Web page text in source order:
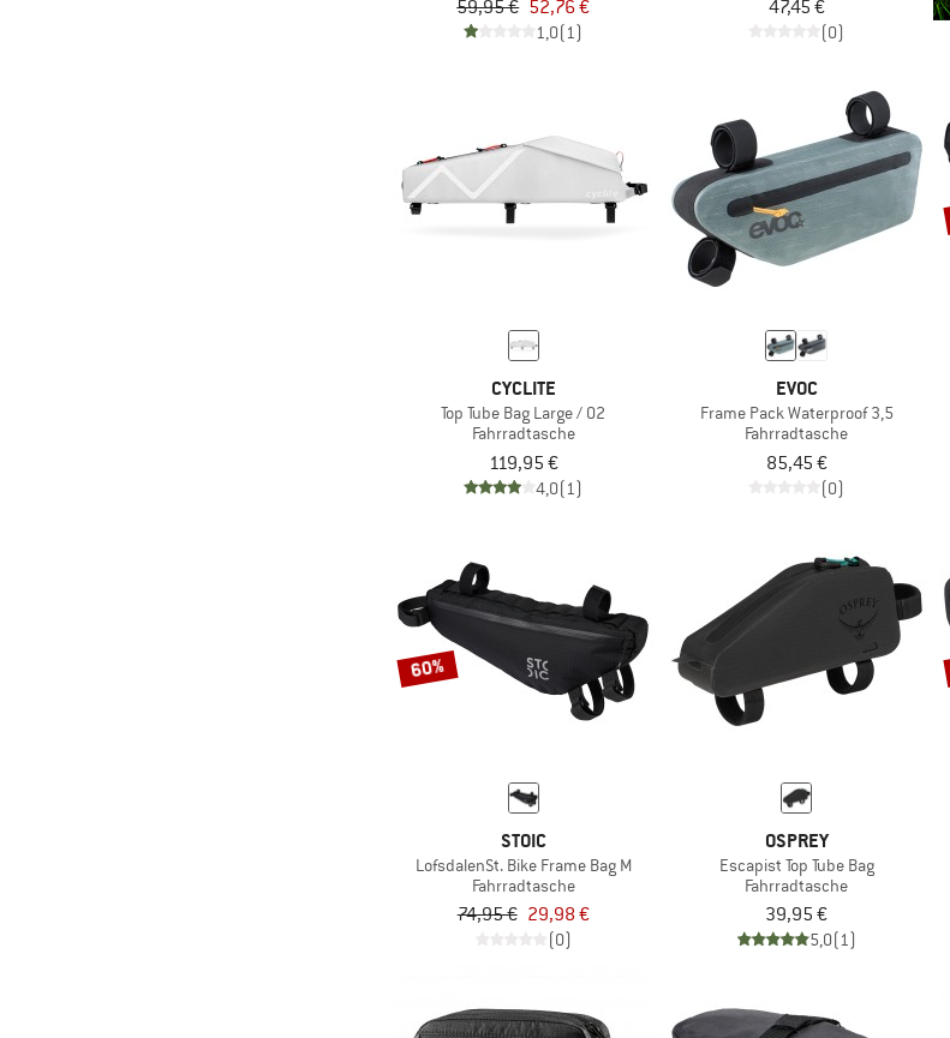
59,95 € 52,76 €
1,0(1)
47,45 €
(0)
CYCLITE
Top Tube Bag Large / 02
Fahrradtasche
119,95 €
4,0(1)
EVOC
Frame Pack Waterproof 3,5
Fahrradtasche
85,45 €
(0)
60%
STOIC
LofsdalenSt. Bike Frame Bag M
Fahrradtasche
74,95 € 29,98 €
(0)
OSPREY
Escapist Top Tube Bag
Fahrradtasche
39,95 €
5,0(1)